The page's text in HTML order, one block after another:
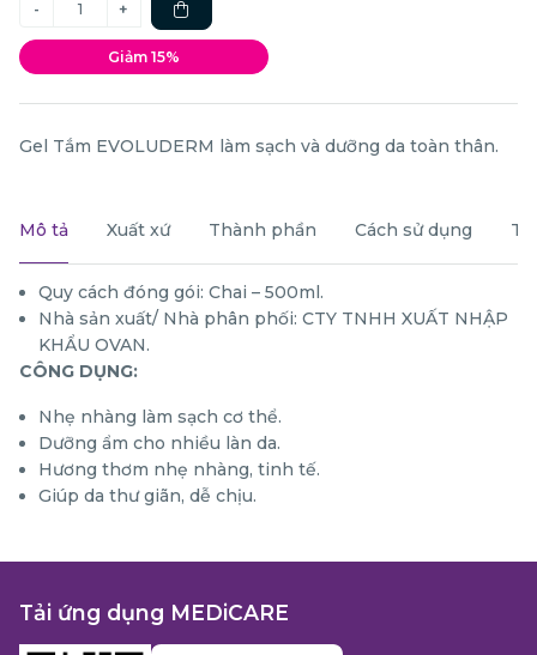
Giảm 15%
Gel Tắm EVOLUDERM làm sạch và dưỡng da toàn thân.
Mô tả Xuất xứ Thành phần Cách sử dụng
Quy cách đóng gói: Chai – 500ml.
Nhà sản xuất/ Nhà phân phối: CTY TNHH XUẤT NHẬP
KHẨU OVAN.
CÔNG DỤNG:
Nhẹ nhàng làm sạch cơ thể.
Dưỡng ẩm cho nhiều làn da.
Hương thơm nhẹ nhàng, tinh tế.
Giúp da thư giãn, dễ chịu.
Tải ứng dụng MEDiCARE